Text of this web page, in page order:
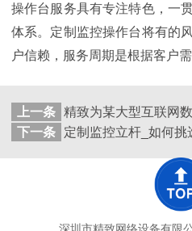
操作台服务具有专注特色，一
体系。定制监控操作台将有的
户信赖，服务周期是根据客户
上一条
下一条
深圳市精致网络设备有限